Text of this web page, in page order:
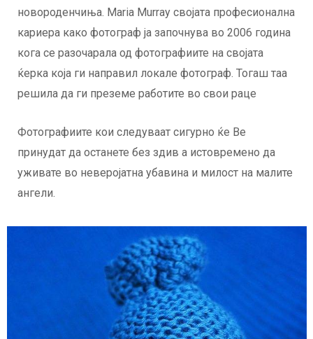
новороденчиња. Maria Murray својата професионална
кариера како фотограф ја започнува во 2006 година
кога се разочарала од фотографиите на својата
ќерка која ги направил локале фотограф. Тогаш таа
решила да ги преземе работите во свои раце
Фотографиите кои следуваат сигурно ќе Ве
принудат да останете без здив а истовремено да
уживате во неверојатна убавина и милост на малите
ангели.